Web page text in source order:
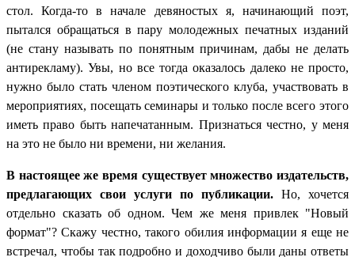
стол. Когда-то в начале девяностых я, начинающий поэт,
пытался обращаться в пару молодежных печатных изданий
(не стану называть по понятным причинам, дабы не делать
антирекламу). Увы, но все тогда оказалось далеко не просто,
нужно было стать членом поэтического клуба, участвовать в
мероприятиях, посещать семинары и только после всего этого
иметь право быть напечатанным. Признаться честно, у меня
на это не было ни времени, ни желания.
В настоящее же время существует множество издательств,
предлагающих свои услуги по публикации. Но, хочется
отдельно сказать об одном. Чем же меня привлек "Новый
формат"? Скажу честно, такого обилия информации я еще не
встречал, чтобы так подробно и доходчиво были даны ответы